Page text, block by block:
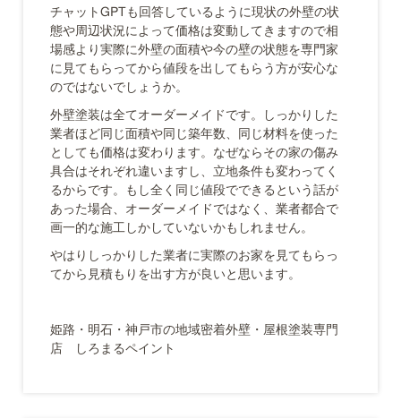
チャットGPTも回答しているように現状の外壁の状
態や周辺状況によって価格は変動してきますので相
場感より実際に外壁の面積や今の壁の状態を専門家
に見てもらってから値段を出してもらう方が安心な
のではないでしょうか。
外壁塗装は全てオーダーメイドです。しっかりした
業者ほど同じ面積や同じ築年数、同じ材料を使った
としても価格は変わります。なぜならその家の傷み
具合はそれぞれ違いますし、立地条件も変わってく
るからです。もし全く同じ値段でできるという話が
あった場合、オーダーメイドではなく、業者都合で
画一的な施工しかしていないかもしれません。
やはりしっかりした業者に実際のお家を見てもらっ
てから見積もりを出す方が良いと思います。
姫路・明石・神戸市の地域密着外壁・屋根塗装専門
店 しろまるペイント